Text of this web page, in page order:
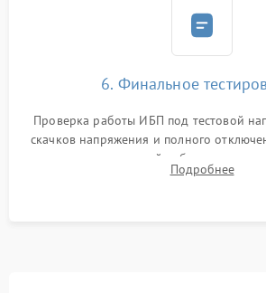
6. Финальное
Проверка работы ИБП под тестовой
скачков напряжения и полного
времени автономной работы,
корректности формыПодробнее